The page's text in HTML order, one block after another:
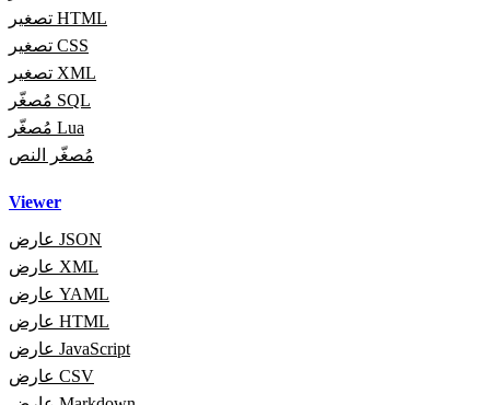
تصغير HTML
تصغير CSS
تصغير XML
مُصغّر SQL
مُصغّر Lua
مُصغّر النص
Viewer
عارض JSON
عارض XML
عارض YAML
عارض HTML
عارض JavaScript
عارض CSV